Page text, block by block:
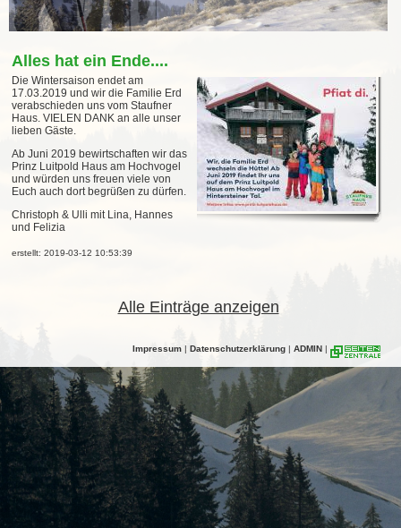
Alles hat ein Ende....
Die Wintersaison endet am
17.03.2019 und wir die Familie Erd
verabschieden uns vom Staufner
Haus. VIELEN DANK an alle unser
lieben Gäste.
Ab Juni 2019 bewirtschaften wir das
Prinz Luitpold Haus am Hochvogel
und würden uns freuen viele von
Euch auch dort begrüßen zu dürfen.
Christoph & Ulli mit Lina, Hannes
und Felizia
erstellt: 2019-03-12 10:53:39
Alle Einträge anzeigen
Impressum | Datenschutzerklärung | ADMIN |